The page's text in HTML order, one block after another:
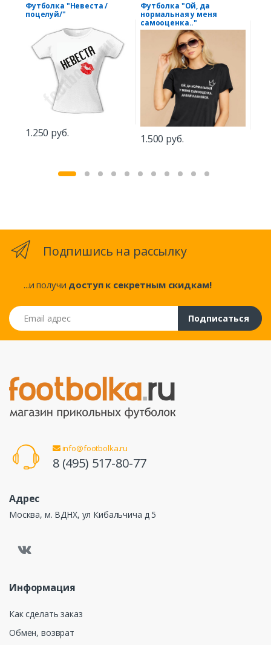
Футболка "Невеста /
поцелуй/"
1.250 руб.
Футболка "Ой, да
нормальная у меня
самооценка.."
1.500 руб.
Подпишись на рассылку
...и получи доступ к секретным скидкам!
Email адрес
Подписаться
info@footbolka.ru
8 (495) 517-80-77
Адрес
Москва, м. ВДНХ, ул Кибальчича д 5
Информация
Как сделать заказ
Обмен, возврат